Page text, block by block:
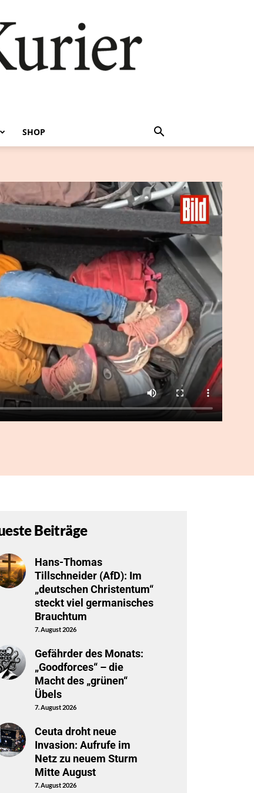
SHOP
Beiträge
Hans-Thomas
Tillschneider (AfD): Im
„deutschen Christentum“
steckt viel germanisches
Brauchtum
7. August 2026
Gefährder des Monats:
„Goodforces“ – die
Macht des „grünen“
Übels
7. August 2026
Ceuta droht neue
Invasion: Aufrufe im
Netz zu neuem Sturm
Mitte August
7. August 2026